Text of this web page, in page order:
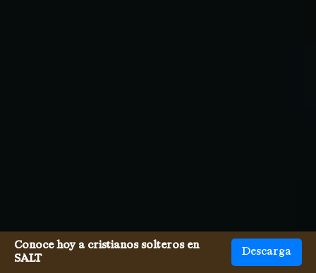
Conoce hoy a cristianos solteros en
SALT
Descarga